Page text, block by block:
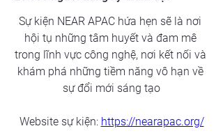
Sự kiện NEAR APAC hứa hẹn sẽ là nơi
hội tụ những tâm huyết và đam mê
trong lĩnh vực công nghệ, nơi kết nối và
khám phá những tiềm năng vô hạn về
sự đổi mới sáng tạo
Website sự kiện: https://nearapac.org/